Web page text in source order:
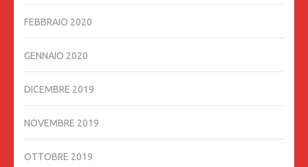
FEBBRAIO 2020
GENNAIO 2020
DICEMBRE 2019
NOVEMBRE 2019
OTTOBRE 2019